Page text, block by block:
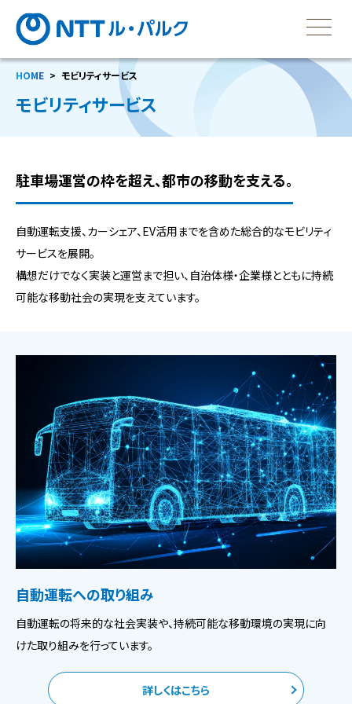
HOME モビリティサービス
モビリティサービス
駐車場運営の枠を超え、都市の移動を支える。
自動運転支援、カーシェア、EV活用までを含めた総合的なモビリティ
サービスを展開。
構想だけでなく実装と運営まで担い、自治体様・企業様とともに持続
可能な移動社会の実現を支えています。
自動運転への取り組み
自動運転の将来的な社会実装や、持続可能な移動環境の実現に向
けた取り組みを行っています。
詳しくはこちら